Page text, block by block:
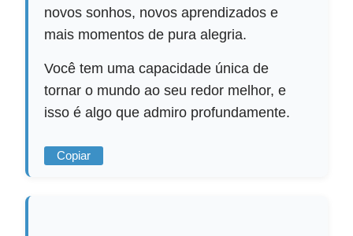
novos sonhos, novos aprendizados e
mais momentos de pura alegria.
Você tem uma capacidade única de
tornar o mundo ao seu redor melhor, e
isso é algo que admiro profundamente.
Copiar